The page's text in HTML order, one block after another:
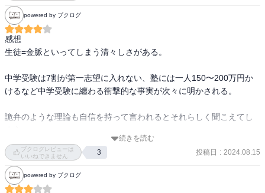
モチベーションを上げる方法についてもっと勉強したり、黒木先生
のように目線を変えて生徒のやる気を上げられないか考えてみたり
したいなと思いました。
powered by ブクログ
感想
生徒=金脈といってしまう清々しさがある。
中学受験は7割が第一志望に入れない、塾には一人150〜200万円か
けるなど中学受験に纏わる衝撃的な事実が次々に明かされる。
詭弁のような理論も自信を持って言われるとそれらしく聞こえてし
あらすじ
中学受験のための桜花ゼミナールに王手のフェニックスから黒木蔵
人が新しい校長としてやってくる。
続きを読む
ブクログレビューは
いいねできません
3 投稿日 : 2024.08.15
powered by ブクログ